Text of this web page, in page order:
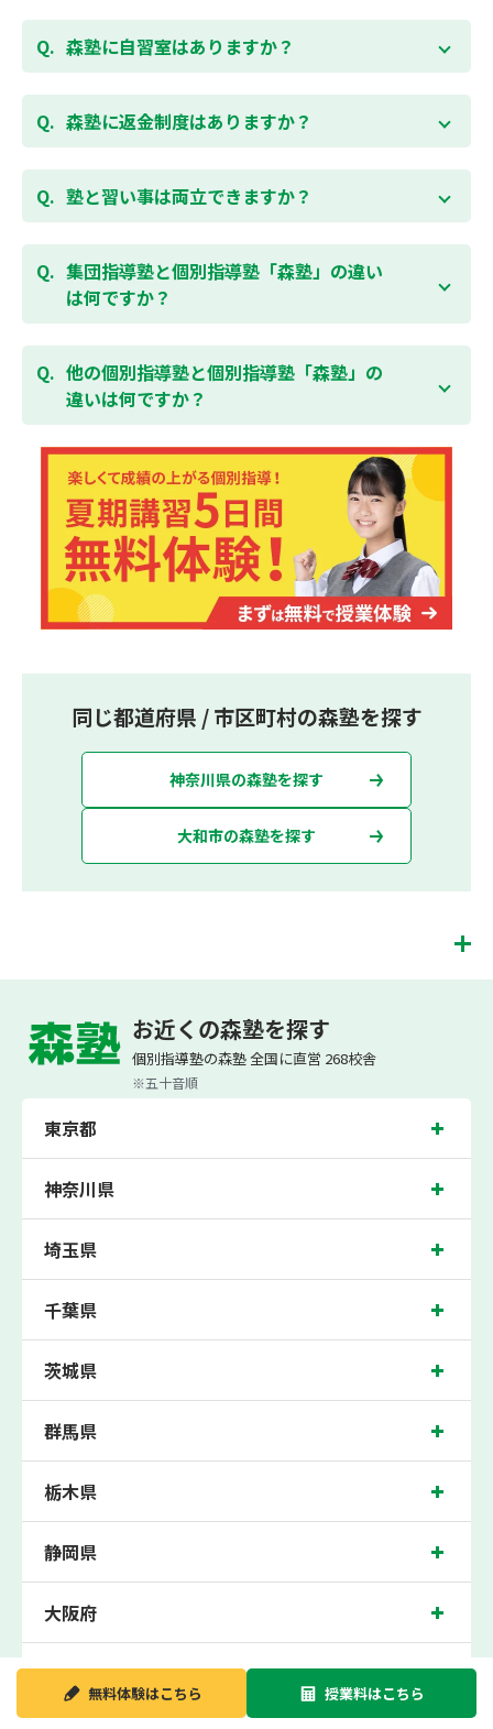
春期・夏期等の講習以外では森塾の授業は学校で習っ
たところを教える「復習型授業」ではなく、塾で習っ
のが楽しくなります。
勉強が楽しくなるとテストの成績が上がり、テストの
様の成績アップを目指しましょう！まずは無料授業体
験を！
無料体験はこちら
森塾に自習室はありますか？
各校舎に完備しています。
空いている時間があれば、学校の授業の予習や宿題、
森塾に返金制度はありますか？
森塾では保護者様に「安心して」入塾をご検討いただ
くために、ご入塾後4回授業を受けられるまでに入塾
「全額」を返金させていただく「返金制度」をご用意
しております。
塾と習い事は両立できますか？
森塾は個別指導ですので、時間や曜日を自由に選択す
ることができます。そのため、部活やすでにお通いの
習い事などと無理なく両立することができます。
集団指導塾と個別指導塾「森塾」の違い
は何ですか？
集団指導塾は多人数の生徒に対して授業を行う学校の
授業と似たスタイルでの指導となりますが、個別指導
塾の森塾は一人ひとりの学習スピードに合わせて個別
に指導します。
他の個別指導塾と個別指導塾「森塾」の
違いは何ですか？
個別指導塾の森塾は、「先生1人に生徒2人まで」の個
別指導で、「1科目＋20点の成績保証」が大評判の塾
です。しかも、「保護者様にも安心の授業料」で、多
くの保護者様からご好評いただいております。
同じ都道府県 / 市区町村の森塾を探す
神奈川県の森塾を探す
大和市の森塾を探す
科目（算数・英語・国語）[個別]とDOJO[集団]、中学生は5科目（数学・英語・国
語・理科・社会）、高校生は7科目（数学・英語・国語[古典・現代文]・理科[物
理・化学・生物・地学]・地理歴史・公民・小論文）を提供しています。
また、個別指導塾「森塾」では「成績保証制度」を提供しており、高校生の入塾後
満でご入塾の場合、受講科目が1科目で+20点以上。60点以上でご入塾の場合、そ
上がらなければ、3学期目の対象科目授業料を全額免除し、1学期間無料で指導させ
ていただきます。＊定期テストの一科目あたりの満点数が100点でない地域では、
100点満点に換算した場合の上記 記載点数相当の内容を保証させていただきます。
み野中学校、鶴間中学校、南林間中学校、東林中学校、上鶴間中学校の各中学校の
を実施。
中央林間近くの塾・個別指導塾。中央林間駅（神奈川県大和市）周辺の小学生・中
学生・高校生の成績アップの塾・個別指導塾なら「森塾 中央林間校」へ。
中央林間校の住所は神奈川県大和市。周辺には柿の木通り公園や本道宣布会皇神乃
間校は地域の評判を呼び、中央林間駅はもちろん、近隣のつきみ野駅や南林間駅か
らもお通いいただいております。無料体験受付中です！
お近くの森塾を探す
個別指導塾の森塾 全国に直営 268校舎
※五十音順
東京都
神奈川県
埼玉県
千葉県
茨城県
群馬県
栃木県
静岡県
大阪府
新潟県
無料体験はこちら 授業料はこちら